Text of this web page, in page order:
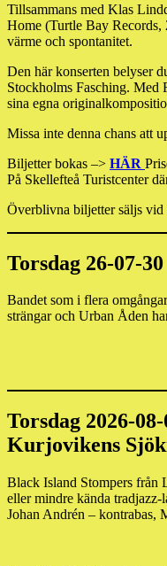
Tillsammans med Klas
Home (Turtle Bay Records,
värme och spontanitet.
Den här konserten belyser
Stockholms Fasching. Med
sina egna
Missa inte denna chans att
Biljetter bokas –> HÄR
På Skellefteå Turistcenter
Överblivna biljetter säljs vid
Torsdag 26-07-
Bandet som i flera
strängar och Urban Åden
Torsdag 2026-
Kurjovikens
Black Island Stompers från
eller mindre kända
Johan Andrén – kontrabas,